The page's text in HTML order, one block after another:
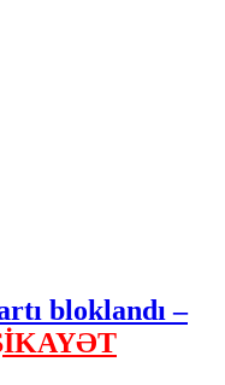
bloklandı –